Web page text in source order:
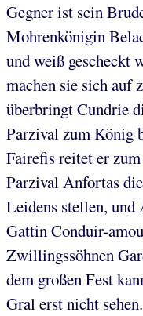
Gegner ist sein
Mohrenkönigin
und weiß gescheckt
machen sie sich auf
überbringt Cundrie
Parzival zum König
Fairefis reitet er
Parzival Anfortas
Leidens stellen,
Gattin Conduir-
Zwillingssöhnen
dem großen Fest
Gral erst nicht